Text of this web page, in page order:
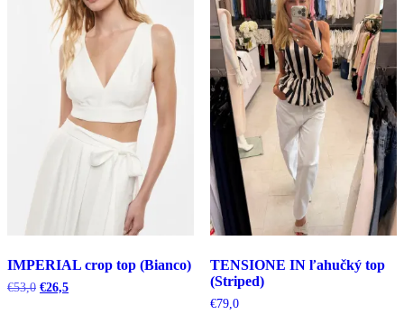
IMPERIAL crop top (Bianco)
€53,0 Pôvodná
€26,5Aktuálna
TENSIONE IN ľahučký top
(Striped)
€79,0